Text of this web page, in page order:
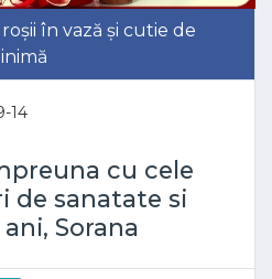
în vază și cutie de
14
cu cele
de sanatate si
Sorana